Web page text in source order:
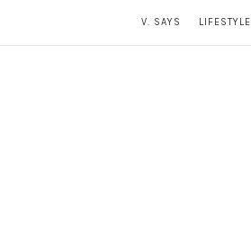
V. SAYS LIFESTYLE